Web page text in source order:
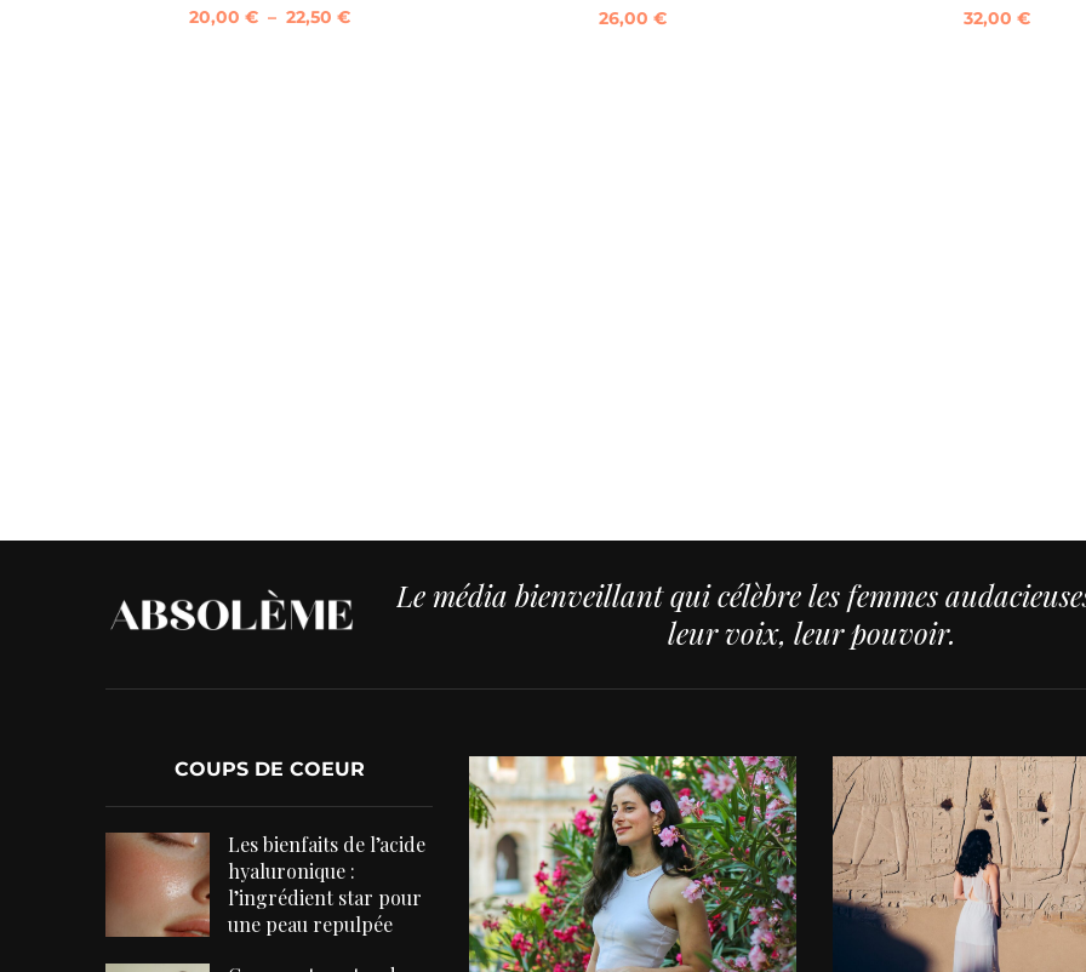
20,00 € – 22,50 €
26,00 €
32,00 €
Le média bienveillant qui célèbre les femmes
leur voix, leur pouvoir.
COUPS DE COEUR
Les bienfaits de l’acide
hyaluronique :
l’ingrédient star pour
une peau repulpée